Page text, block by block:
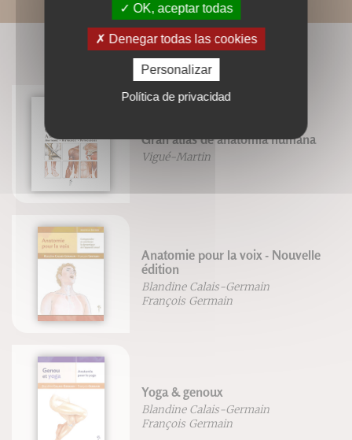
LIVRES ASSOCIÉS
Gran atlas de anatomía humana
Vigué-Martin
Anatomie pour la voix - Nouvelle
édition
Blandine Calais-Germain
François Germain
Yoga & genoux
Blandine Calais-Germain
François Germain
OK, aceptar todas
Denegar todas las cookies
Personalizar
Política de privacidad